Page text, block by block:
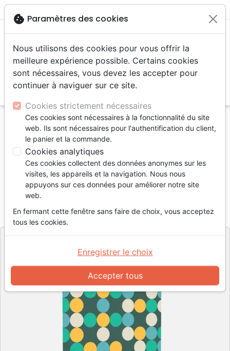
menu
Accueil Bibles
Nuova Traduzione Vivente
Italien, Evangile de Jean - version NTVi
Italien, Evangile de Jean
version NTVi
Version :Nuova Traduzione Vivente
Référence NTVI32926 EAN9788884690814
EditeurLa Casa della Bibbia
cookie Paramètres des cookies
Nous utilisons des cookies pour vous offrir la
meilleure expérience possible. Certains cookies
sont nécessaires, vous devez les accepter pour
continuer à naviguer sur ce site.
Cookies strictement nécessaires
Ces cookies sont nécessaires à la fonctionnalité du site
web. Ils sont nécessaires pour l'authentification du client,
le panier et la commande.
Cookies analytiques
Ces cookies collectent des données anonymes sur les
visites, les appareils et la navigation. Nous nous
appuyons sur ces données pour améliorer notre site
web.
En fermant cette fenêtre sans faire de choix, vous acceptez
tous les cookies.
Accepter tous
Enregistrer le choix